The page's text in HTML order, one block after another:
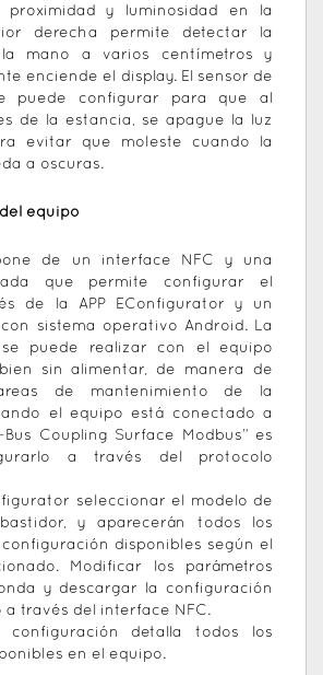
proximidad y luminosidad en la
derecha permite detectar la
mano a varios centímetros y
enciende el display. El sensor de
puede configurar para que al
de la estancia, se apague la luz
evitar que moleste cuando la
a oscuras.
equipo
de un interface NFC y una
que permite configurar el
de la APP EConfigurator y un
sistema operativo Android. La
puede realizar con el equipo
sin alimentar, de manera de
de mantenimiento de la
el equipo está conectado a
Coupling Surface Modbus” es
a través del protocolo
seleccionar el modelo de
y aparecerán todos los
disponibles según el
Modificar los parámetros
y descargar la configuración
a través del interface NFC.
configuración detalla todos los
en el equipo.